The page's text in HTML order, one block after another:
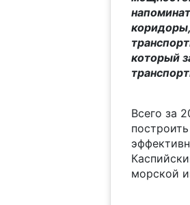
который
Всего за
морской